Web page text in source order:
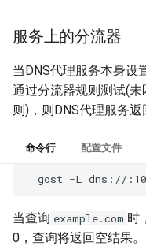
服务上的分流器
当DNS代理服务本身设
通过分流器规则测试(
则)，则DNS代理服务返
命令行 配置文件
gost -L dns://
当查询 example.com 时
0，查询将返回空结果。